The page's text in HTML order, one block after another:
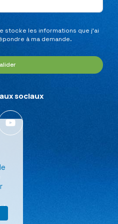
stocke les informations que j’ai
à ma demande.
sociaux